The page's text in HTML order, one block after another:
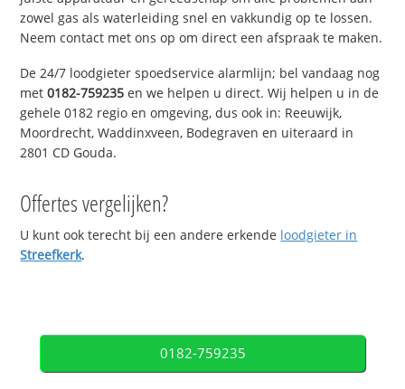
zowel gas als waterleiding snel en vakkundig op te lossen.
Neem contact met ons op om direct een afspraak te maken.
De 24/7 loodgieter spoedservice alarmlijn; bel vandaag nog
met0182-759235 en we helpen u direct. Wij helpen u in de
gehele 0182 regio en omgeving, dus ook in: Reeuwijk,
Moordrecht, Waddinxveen, Bodegraven en uiteraard in
2801 CD Gouda.
Offertes vergelijken?
U kunt ook terecht bij een andere erkende loodgieter in
Streefkerk.
0182-759235